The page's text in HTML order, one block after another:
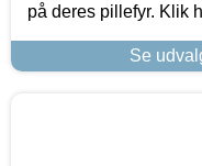
på deres pillefyr. Klik
Se